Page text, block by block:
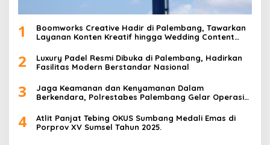
1
Boomworks Creative Hadir di Palembang, Tawarkan
Layanan Konten Kreatif hingga Wedding Content
2
Luxury Padel Resmi Dibuka di Palembang, Hadirkan
Fasilitas Modern Berstandar Nasional
3
Jaga Keamanan dan Kenyamanan Dalam
Berkendara, Polrestabes Palembang Gelar Operasi
4
Atlit Panjat Tebing OKUS Sumbang Medali Emas di
Porprov XV Sumsel Tahun 2025.